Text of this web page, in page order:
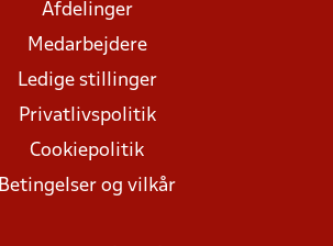
Afdelinger
Medarbejdere
Ledige stillinger
Privatlivspolitik
Cookiepolitik
Betingelser og vilkår